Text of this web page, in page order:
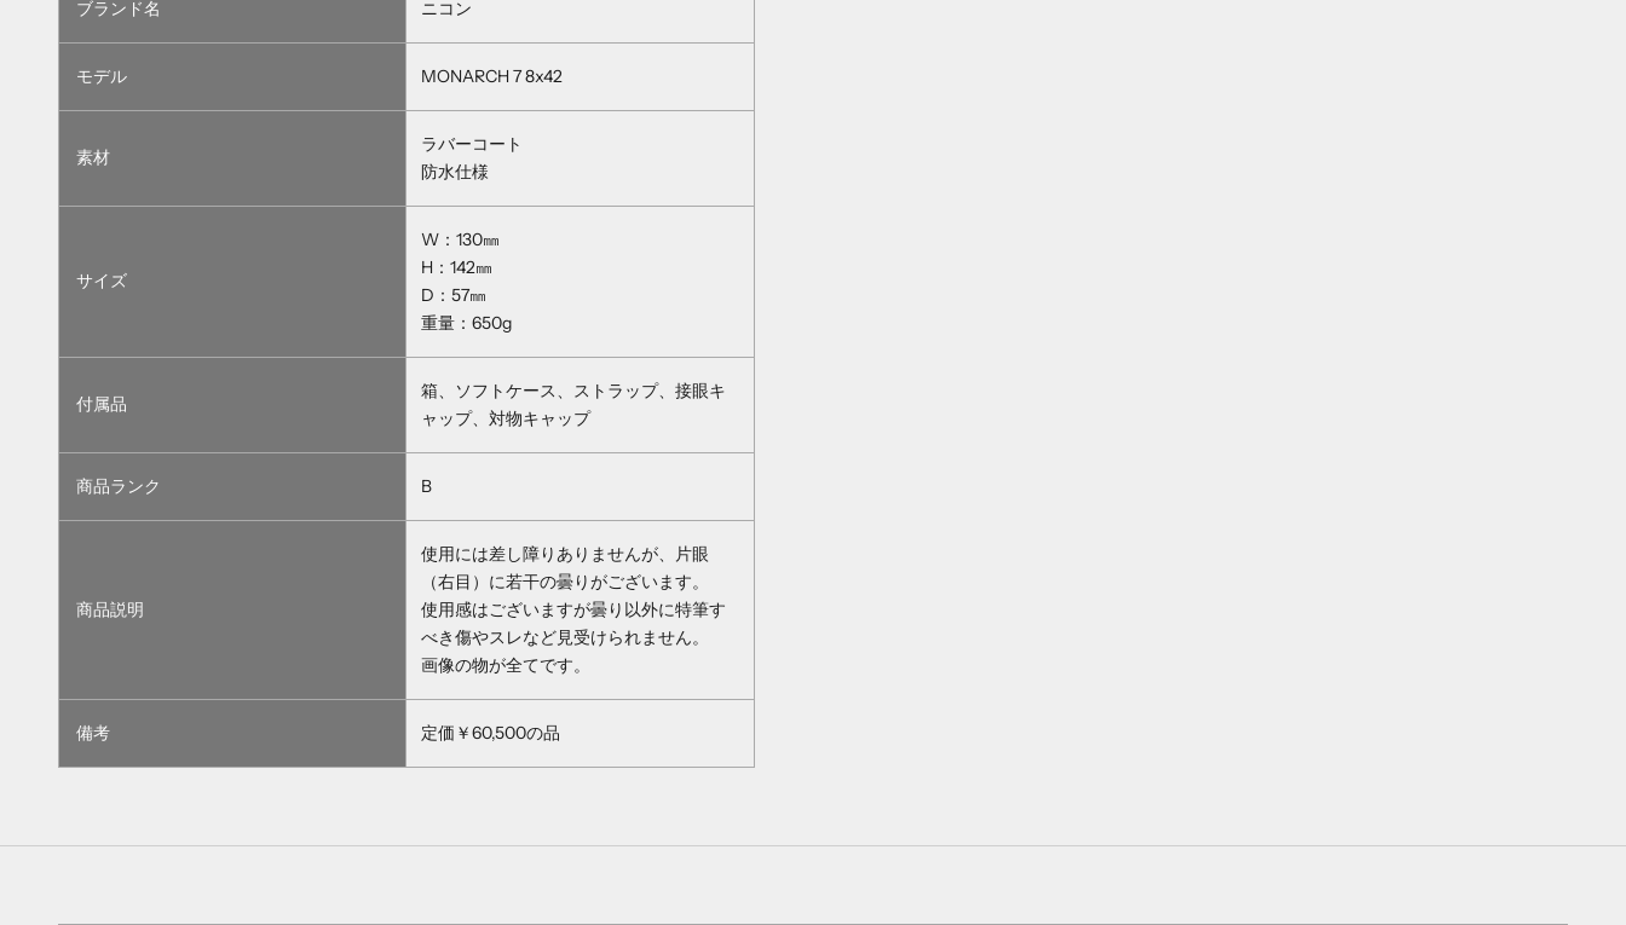
ブランド名 ニコン
モデル MONARCH 7 8x42
素材
ラバーコート
防水仕様
サイズ
W：130㎜
H：142㎜
D：57㎜
重量：650g
付属品
箱、ソフトケース、ストラップ、接眼キ
ャップ、対物キャップ
商品ランク B
商品説明
使用には差し障りありませんが、片眼
（右目）に若干の曇りがございます。
使用感はございますが曇り以外に特筆す
べき傷やスレなど見受けられません。
画像の物が全てです。
備考 定価￥60,500の品